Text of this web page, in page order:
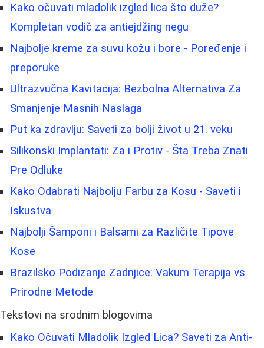
Kako očuvati mladolik izgled lica što duže?
Kompletan vodič za antiejdžing negu
Najbolje kreme za suvu kožu i bore - Poređenje i
preporuke
Ultrazvučna Kavitacija: Bezbolna Alternativa Za
Smanjenje Masnih Naslaga
Put ka zdravlju: Saveti za bolji život u 21. veku
Silikonski Implantati: Za i Protiv - Šta Treba Znati
Pre Odluke
Kako Odabrati Najbolju Farbu za Kosu - Saveti i
Iskustva
Najbolji Šamponi i Balsami za Različite Tipove
Kose
Brazilsko Podizanje Zadnjice: Vakum Terapija vs
Prirodne Metode
Tekstovi na srodnim blogovima
Kako Očuvati Mladolik Izgled Lica? Saveti za Anti-